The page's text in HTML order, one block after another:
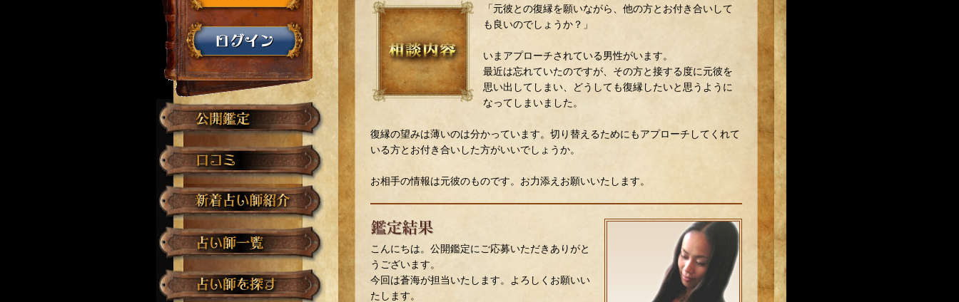
「元彼との復縁を願いながら、他の方とお付き合いして
も良いのでしょうか？」
いまアプローチされている男性がいます。
最近は忘れていたのですが、その方と接する度に元彼を
思い出してしまい、どうしても復縁したいと思うように
なってしまいました。
復縁の望みは薄いのは分かっています。切り替えるためにもアプローチしてくれて
いる方とお付き合いした方がいいでしょうか。
お相手の情報は元彼のものです。お力添えお願いいたします。
こんにちは。公開鑑定にご応募いただきありがと
うございます。
今回は蒼海が担当いたします。よろしくお願いい
たします。